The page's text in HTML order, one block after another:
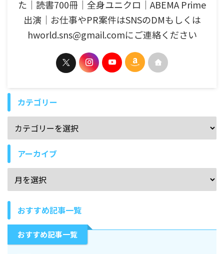
た│読書700冊│全身ユニクロ│ABEMA Prime
出演│お仕事やPR案件はSNSのDMもしくは
hworld.sns@gmail.comにご連絡ください
カテゴリー
アーカイブ
おすすめ記事一覧
おすすめ記事一覧